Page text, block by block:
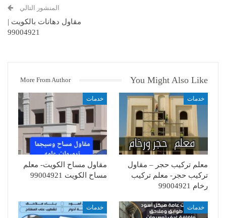
المنشور التالي
مقاول دهانات بالكويت |
99004921
You Might Also Like
More From Author
خدمات
معلم تركيب حجر – مقاول
تركيب حجر- معلم تركيب
رخام 99004921
خدمات
مقاول مساح الكويت- معلم
مساح الكويت 99004921
خدمات خدمات